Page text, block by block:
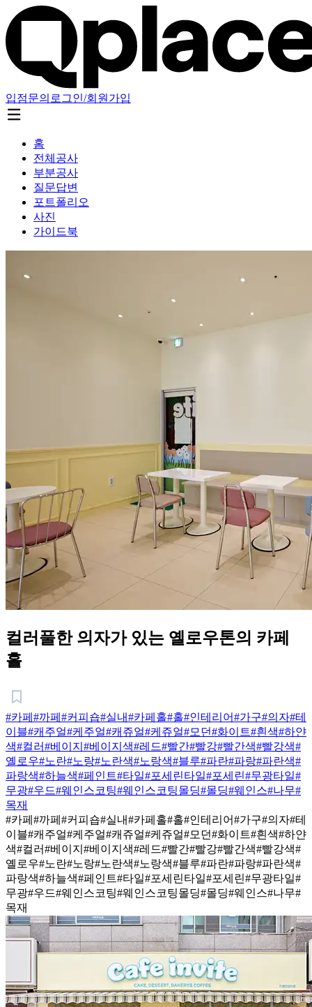
입점문의 로그인/회원가입
홈
전체공사
부분공사
질문답변
포트폴리오
사진
가이드북
컬러풀한 의자가 있는 옐로우톤의 카페
홀
#카페 #까페 #커피숍#실내#카페홀#홀#인테리어#가구#의자#테
이블#캐주얼#케주얼#캐쥬얼#케쥬얼#모던#화이트#흰색#하얀
색#컬러#베이지 #베이지색#레드#빨간#빨강#빨간색#빨강색#
옐로우#노란#노랑#노란색#노랑색#블루#파란#파랑#파란색#
파랑색#하늘색#페인트#타일#포세린타일#포세린#무광타일#
무광#우드#웨인스코팅#웨인스코팅몰딩#몰딩#웨인스#나무#
목재
#카페 #까페 #커피숍#실내#카페홀#홀#인테리어#가구#의자#테
이블#캐주얼#케주얼#캐쥬얼#케쥬얼#모던#화이트#흰색#하얀
색#컬러#베이지 #베이지색#레드#빨간#빨강#빨간색#빨강색#
옐로우#노란#노랑#노란색#노랑색#블루#파란#파랑#파란색#
파랑색#하늘색#페인트#타일#포세린타일#포세린#무광타일#
무광#우드#웨인스코팅#웨인스코팅몰딩#몰딩#웨인스#나무#
목재